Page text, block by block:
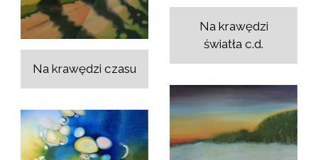
Na krawędzi
światła c.d.
Na krawędzi czasu